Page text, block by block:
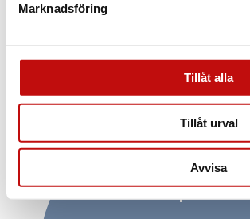
Marknadsföring
Tillåt alla
Tillåt urval
Avvisa
Vill du delbetala ditt
köp?